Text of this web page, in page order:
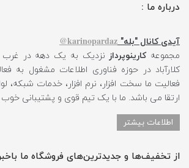
درباره ما :
آیدی کانال "بله" karinopardaz@
مجموعهکارینوپرداز نزدیک به یک دهه در غرب
کلارآباد در حوزه فناوری اطلاعات مشغول به
فعالیت ما سخت افزار، نرم افزار، خدمات شبکه،
ارتقا می باشد. ما با یک تیم قوی و پشتیبانی
اطلاعات بیشتر
از تخفیف‌ها و جدیدترین‌های فروشگاه ما